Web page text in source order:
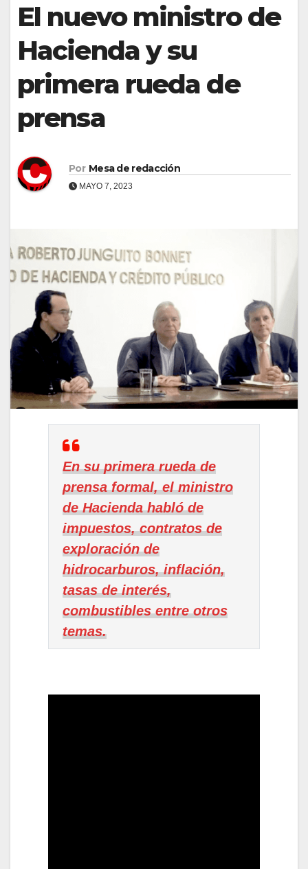
El nuevo ministro de
Hacienda y su
primera rueda de
prensa
Por Mesa de redacción
MAYO 7, 2023
En su primera rueda de
prensa formal, el ministro
de Hacienda habló de
impuestos, contratos de
exploración de
hidrocarburos, inflación,
tasas de interés,
combustibles entre otros
temas.